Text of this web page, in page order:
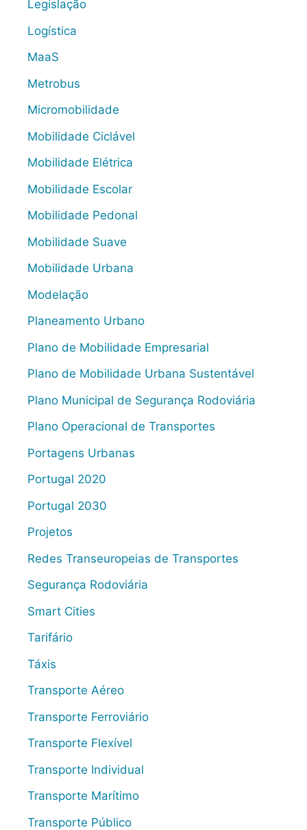
Legislação
Logística
MaaS
Metrobus
Micromobilidade
Mobilidade Ciclável
Mobilidade Elétrica
Mobilidade Escolar
Mobilidade Pedonal
Mobilidade Suave
Mobilidade Urbana
Modelação
Planeamento Urbano
Plano de Mobilidade Empresarial
Plano de Mobilidade Urbana Sustentável
Plano Municipal de Segurança Rodoviária
Plano Operacional de Transportes
Portagens Urbanas
Portugal 2020
Portugal 2030
Projetos
Redes Transeuropeias de Transportes
Segurança Rodoviária
Smart Cities
Tarifário
Táxis
Transporte Aéreo
Transporte Ferroviário
Transporte Flexível
Transporte Individual
Transporte Marítimo
Transporte Público